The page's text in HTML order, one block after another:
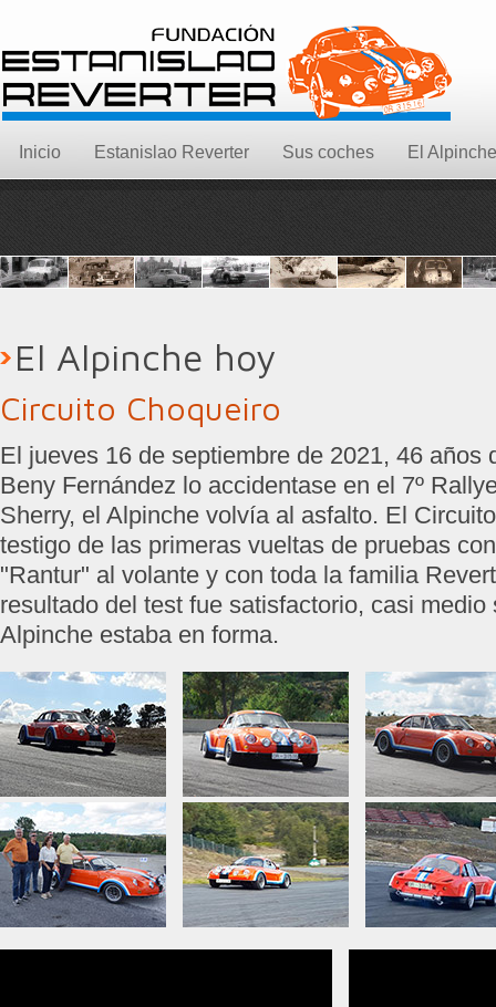
Inicio Estanislao Reverter Sus coches El
El Alpinche hoy
Circuito Choqueiro
El jueves 16 de septiembre de 2021, 46 años
Beny Fernández lo accidentase en el 7º
Sherry, el Alpinche volvía al asfalto. El
testigo de las primeras vueltas de pruebas
"Rantur" al volante y con toda la familia
resultado del test fue satisfactorio, casi medio
Alpinche estaba en forma.